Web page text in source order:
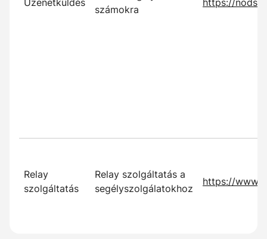
Üzenetküldés
számokra
https://
Relay
szolgáltatás
Relay szolgáltatás a
segélyszolgálatokhoz
https://